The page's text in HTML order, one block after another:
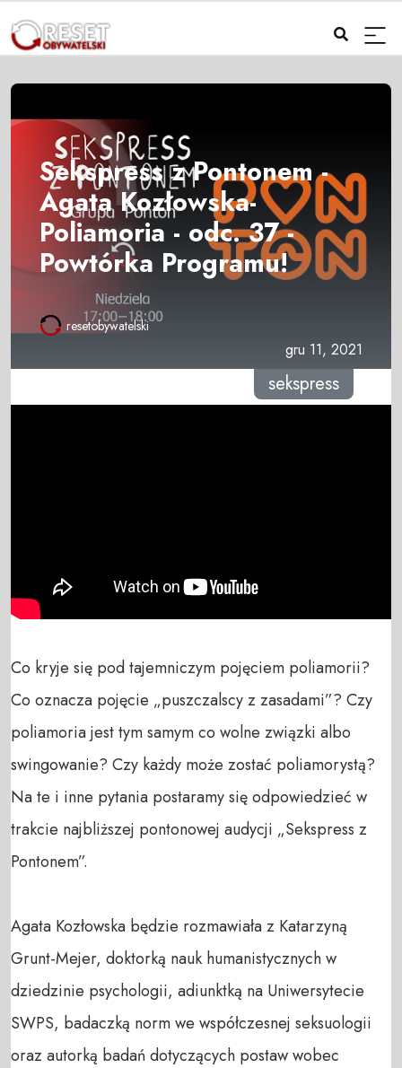
Sekspress z Pontonem -
Agata Kozłowska-
Poliamoria - odc. 37 -
Powtórka Programu!
resetobywatelski
gru 11, 2021
sekspress
Co kryje się pod tajemniczym pojęciem poliamorii?
Co oznacza pojęcie „puszczalscy z zasadami”? Czy
poliamoria jest tym samym co wolne związki albo
swingowanie? Czy każdy może zostać poliamorystą?
Na te i inne pytania postaramy się odpowiedzieć w
trakcie najbliższej pontonowej audycji „Sekspress z
Pontonem”.
Agata Kozłowska będzie rozmawiała z Katarzyną
Grunt-Mejer, doktorką nauk humanistycznych w
dziedzinie psychologii, adiunktką na Uniwersytecie
SWPS, badaczką norm we współczesnej seksuologii
oraz autorką badań dotyczących postaw wobec